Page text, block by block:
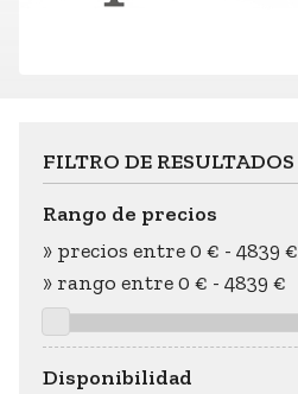
FILTRO DE RESULTADOS
Rango de precios
» precios entre 0 € - 4839 €
» rango entre0 € - 4839 €
Disponibilidad